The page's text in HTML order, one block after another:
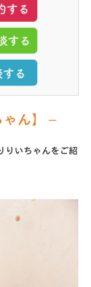
ゃん】 –
りいちゃんをご紹